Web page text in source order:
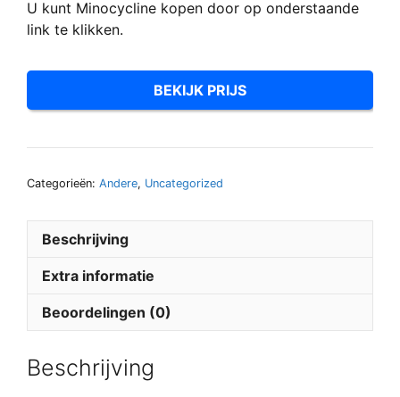
U kunt Minocycline kopen door op onderstaande
link te klikken.
BEKIJK PRIJS
Categorieën: Andere, Uncategorized
Beschrijving
Extra informatie
Beoordelingen (0)
Beschrijving